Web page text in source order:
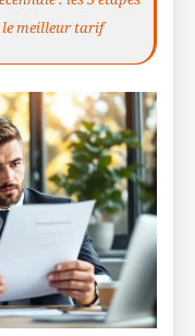
meilleur tarif